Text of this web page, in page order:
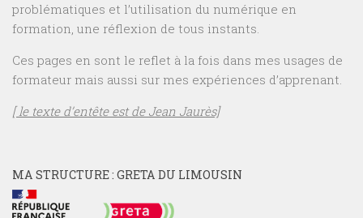
problématiques et l’utilisation du numérique en
formation, une réflexion de tous instants.
Ces pages en sont le reflet à la fois dans mes usages de
formateur mais aussi sur mes expériences d’apprenant.
[ le texte d’entête est de Jean Jaurès]
MA STRUCTURE : GRETA DU LIMOUSIN